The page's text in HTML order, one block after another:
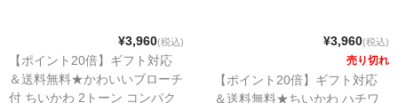
¥3,960(税込)
【ポイント20倍】ギフト対応
＆送料無料★かわいいブローチ
付 ちいかわ 2トーン コンパク
¥3,960(税込)
売り切れ
【ポイント20倍】ギフト対応
＆送料無料★ちいかわ ハチワ